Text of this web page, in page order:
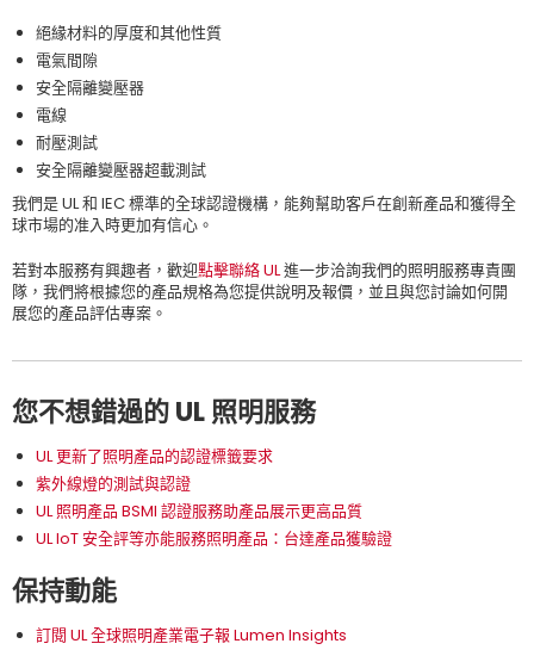
絕緣材料的厚度和其他性質
電氣間隙
安全隔離變壓器
電線
耐壓測試
安全隔離變壓器超載測試
我們是 UL 和 IEC 標準的全球認證機構，能夠幫助客戶在創新產品和獲得全
球市場的准入時更加有信心。
若對本服務有興趣者，歡迎點擊聯絡 UL進一步洽詢我們的照明服務專責團
隊，我們將根據您的產品規格為您提供說明及報價，並且與您討論如何開
展您的產品評估專案。
您不想錯過的 UL 照明服務
UL 更新了照明產品的認證標籤要求
紫外線燈的測試與認證
UL 照明產品 BSMI 認證服務助產品展示更高品質
UL IoT 安全評等亦能服務照明產品：台達產品獲驗證
保持動能
訂閱 UL 全球照明產業電子報 Lumen Insights